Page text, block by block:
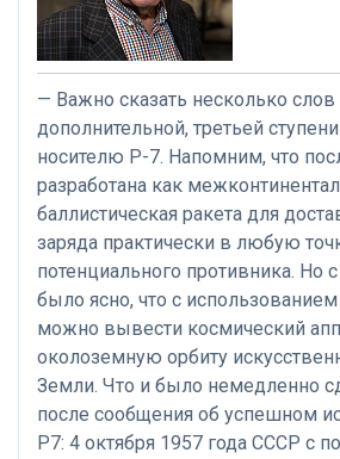
— Важно сказать несколько слов
дополнительной, третьей
носителю Р-7. Напомним, что
разработана как
баллистическая ракета для
заряда практически в любую
потенциального противника. Но
было ясно, что с
можно вывести космический
околоземную орбиту
Земли. Что и было немедленно
после сообщения об успешном
Р7: 4 октября 1957 года СССР с